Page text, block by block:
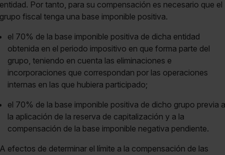
entidad. Por tanto, para su compensación es necesario que el
grupo fiscal tenga una base imponible positiva.
el 70% de la base imponible positiva de dicha entidad
obtenida en el periodo impositivo en que forma parte del
grupo, teniendo en cuenta las eliminaciones e
incorporaciones que correspondan por las operaciones
internas en las que hubiera participado;
el 70% de la base imponible positiva de dicho grupo previa a
la aplicación de la reserva de capitalización y a la
compensación de la base imponible negativa pendiente.
A efectos de determinar el límite a la compensación de las